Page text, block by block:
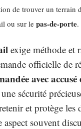
de trouver un terrain
ou sur le pas-de-porte.
exige méthode et
officielle de
avec accusé
une sécurité
et protège les
souvent